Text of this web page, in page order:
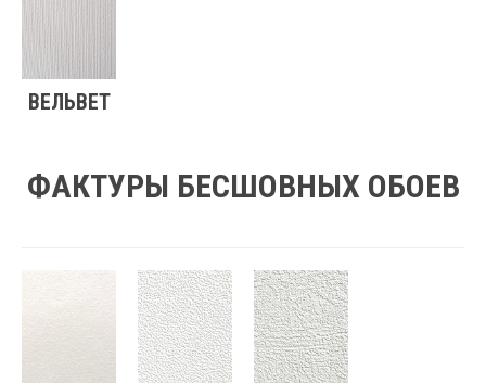
ВЕЛЬВЕТ
ФАКТУРЫ БЕСШОВНЫХ ОБОЕВ